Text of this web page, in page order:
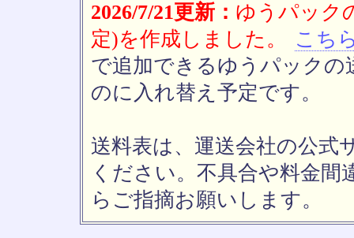
2026/7/21更新： ゆうパック
定)を作成しました。
こち
で追加できるゆうパックの
のに入れ替え予定です。
送料表は、運送会社の公式
ください。不具合や料金間
らご指摘お願いします。